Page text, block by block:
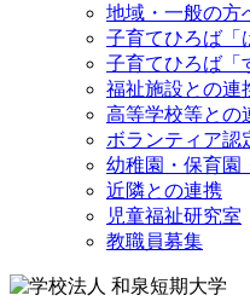
地域・一般の方
子育てひろば「
子育てひろば「
福祉施設との連
高等学校等との
ボランティア認
幼稚園・保育園
近隣との連携
児童福祉研究室
教職員募集